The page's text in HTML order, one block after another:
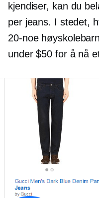
kjendiser, kan du
per jeans. I stedet,
20-noe
under $50 for å nå